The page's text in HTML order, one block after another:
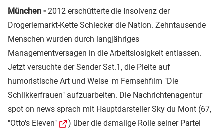
München -2012 erschütterte die Insolvenz der
Drogeriemarkt-Kette Schlecker die Nation. Zehntausende
Menschen wurden durch langjähriges
Managementversagen in die Arbeitslosigkeit entlassen.
Jetzt versuchte der Sender Sat.1, die Pleite auf
humoristische Art und Weise im Fernsehfilm "Die
Schlikkerfrauen" aufzuarbeiten. Die Nachrichtenagentur
spot on news sprach mit Hauptdarsteller Sky du Mont (67,
"Otto's Eleven"
) über die damalige Rolle seiner Partei